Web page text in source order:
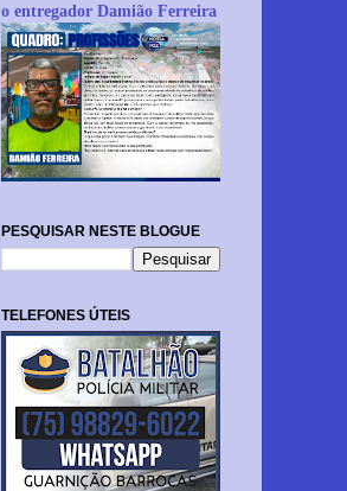
o entregador Damião Ferreira
PESQUISAR NESTE BLOGUE
TELEFONES ÚTEIS